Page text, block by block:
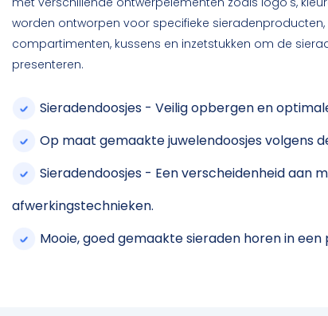
worden ontworpen voor specifieke
compartimenten, kussens en inzetstukken om de
presenteren.
Sieradendoosjes - Veilig opbergen en
Op maat gemaakte juwelendoosjes volgens
Sieradendoosjes - Een verscheidenheid aan
afwerkingstechnieken.
Mooie, goed gemaakte sieraden horen in